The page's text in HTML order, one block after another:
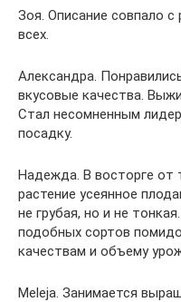
Зоя. Описание совпало
всех.
Александра.
вкусовые качества.
Стал несомненным
посадку.
Надежда. В восторге от
растение усеянное
не грубая, но и не
подобных сортов
качествам и объему
Meleja. Занимается